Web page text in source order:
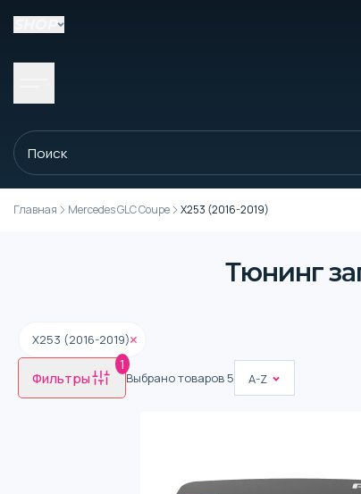
Главная Mercedes GLC Coupe X253 (2016-2019)
Тюнинг
X253 (2016-2019)
Фильтры
1
Выбрано товаров5 A-Z